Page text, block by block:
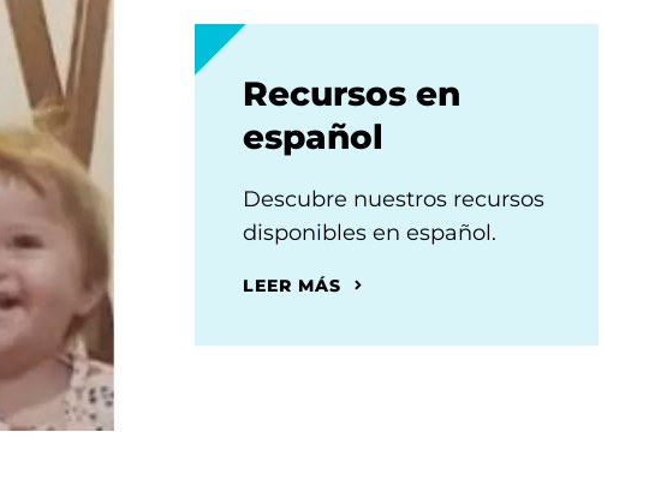
Recursos en
español
Descubre nuestros recursos
disponibles en español.
LEER MÁS